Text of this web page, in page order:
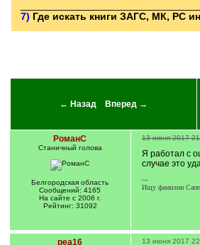
7) Где искать книги ЗАГС, МК, РС
← Назад Вперед →
РоманС
Станичный голова
Белгородская область
Сообщений: 4165
На сайте с 2006 г.
Рейтинг: 31092
13 июня 2017
Я работал с
случае это
---
Ищу фамилии
pea16 13 июня 2017